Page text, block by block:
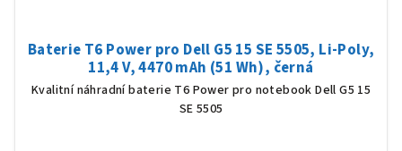
Baterie T6 Power pro Dell G5 15 SE 5505, Li-Poly,
11,4 V, 4470 mAh (51 Wh), černá
Kvalitní náhradní baterie T6 Power pro notebook Dell G5 15
SE 5505